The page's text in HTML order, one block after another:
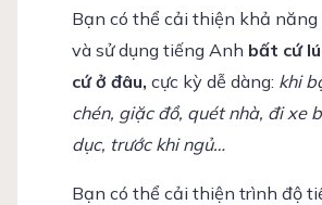
Bạn có thể cải thiện khả năng
và sử dụng tiếng Anh bất cứ
cứ ở đâu, cực kỳ dễ dàng: khi
chén, giặc đồ, quét nhà, đi xe
dục, trước khi ngủ…
Bạn có thể cải thiện trình độ